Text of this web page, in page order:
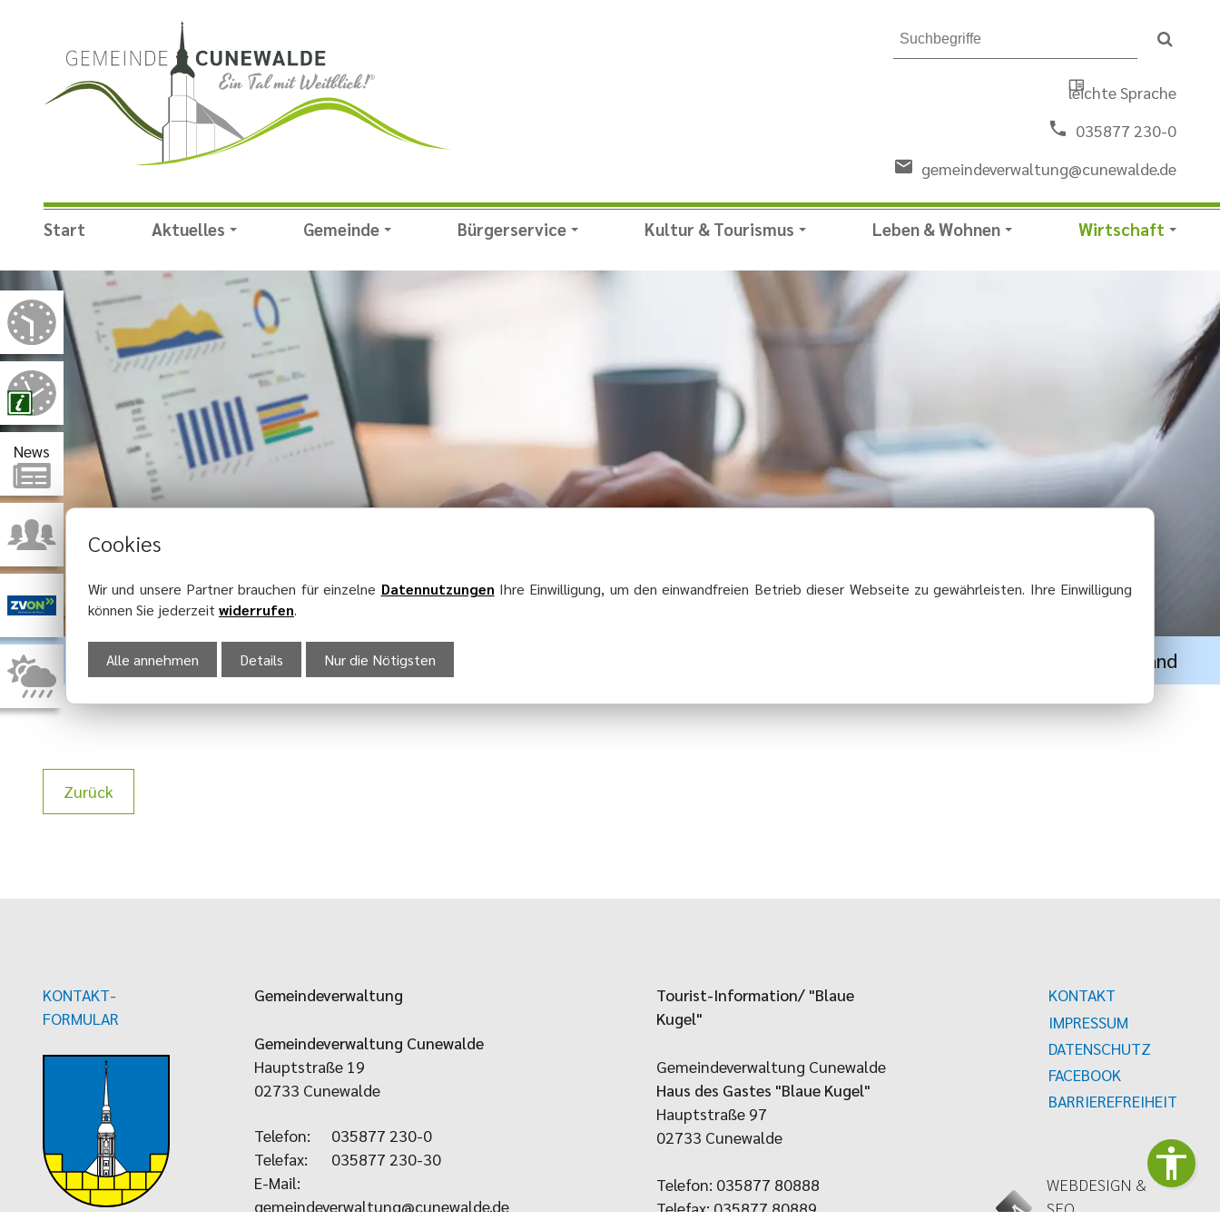
leichte Sprache
035877 230-0
gemeindeverwaltung@cunewalde.de
Start Aktuelles Gemeinde Bürgerservice Kultur & Tourismus Leben & Wohnen Wirtschaft
News
im Oberlausitzer Bergland
Zurück
KONTAKT-
FORMULAR
Gemeindeverwaltung
Gemeindeverwaltung Cunewalde
Hauptstraße 19
02733 Cunewalde
Telefon:
035877 230-0
Telefax:
035877 230-30
E-Mail:
gemeindeverwaltung@cunewalde.de
Tourist-Information/ "Blaue
Kugel"
Gemeindeverwaltung Cunewalde
Haus des Gastes "Blaue Kugel"
Hauptstraße 97
02733 Cunewalde
Telefon: 035877 80888
Telefax: 035877 80889
KONTAKT
IMPRESSUM
DATENSCHUTZ
FACEBOOK
BARRIEREFREIHEIT
WEBDESIGN &
SEO
Cookies
Wir und unsere Partner brauchen für einzelne Datennutzungen Ihre Einwilligung, um den einwandfreien Betrieb dieser Webseite zu gewährleisten. Ihre Einwilligung
können Sie jederzeit widerrufen.
Alle annehmen Details Nur die Nötigsten